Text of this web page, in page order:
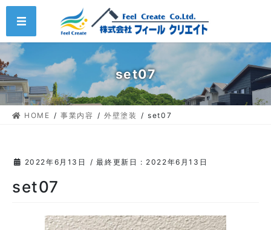
コ
テ
ツ
に
移
動
ナ
ゲ
シ
ョ
ン
に
set07
HOME 事業内容 外壁塗装 set07
2022年6月13日 / 最終更新日 : 2022年6月13日
set07